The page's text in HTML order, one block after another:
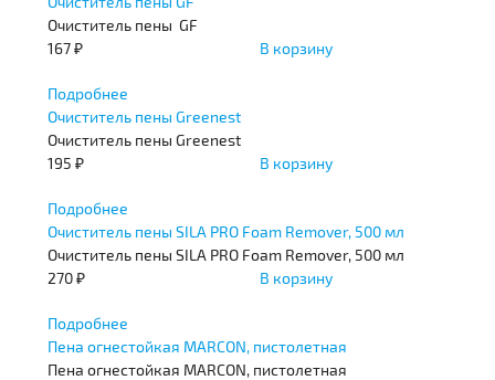
Очиститель пены GF
167 ₽
В корзину
Подробнее
Очиститель пены Greenest
Очиститель пены Greenest
195 ₽
В корзину
Подробнее
Очиститель пены SILA PRO Foam Remover, 500 мл
Очиститель пены SILA PRO Foam Remover, 500 мл
270 ₽
В корзину
Подробнее
Пена огнестойкая MARCON, пистолетная
Пена огнестойкая MARCON, пистолетная